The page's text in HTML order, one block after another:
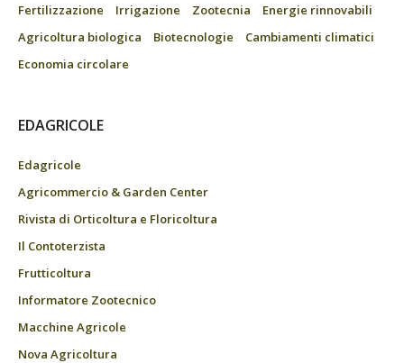
Fertilizzazione
Irrigazione Zootecnia
Energie rinnovabili
Agricoltura biologica
Biotecnologie
Cambiamenti climatici
Economia circolare
EDAGRICOLE
Edagricole
Agricommercio & Garden Center
Rivista di Orticoltura e Floricoltura
Il Contoterzista
Frutticoltura
Informatore Zootecnico
Macchine Agricole
Nova Agricoltura